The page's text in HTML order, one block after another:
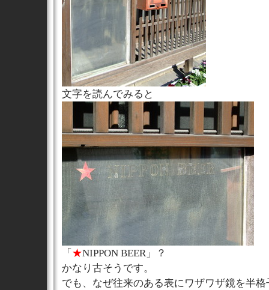
文字を読んでみると
「 ★NIPPON BEER」？
かなり古そうです。
でも、なぜ往来のある表にワザワザ鏡を半